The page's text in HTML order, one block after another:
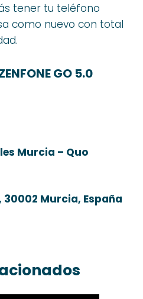
tener tu teléfono
como nuevo con total
GO 5.0
Murcia – Quo
30002 Murcia, España